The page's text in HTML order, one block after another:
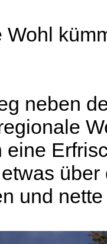
neben
eine
und